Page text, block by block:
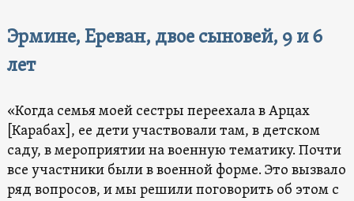
Эрмине, Ереван, двое сыновей, 9 и 6
лет
«Когда семья моей сестры переехала в Арцах
[Карабах], ее дети участвовали там, в детском
саду, в мероприятии на военную тематику. Почти
все участники были в военной форме. Это вызвало
ряд вопросов, и мы решили поговорить об этом с